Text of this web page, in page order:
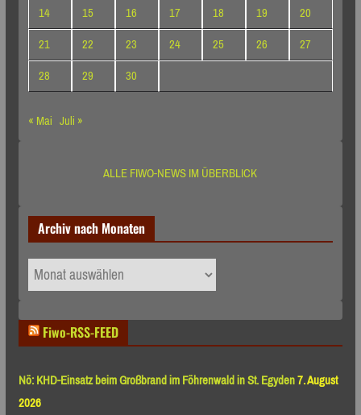
14
15 16 17 18 19
20
21
22 23 24 25 26
27
28
29
30
« Mai Juli »
ALLE FIWO-NEWS IM ÜBERBLICK
Archiv nach Monaten
Archiv
nach
Fiwo-RSS-FEED
Nö: KHD-Einsatz beim Großbrand im Föhrenwald in St. Egyden7. August
2026